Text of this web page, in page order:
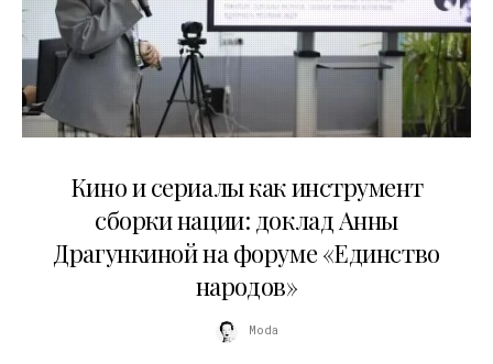
Кино и сериалы как инструмент
сборки нации: доклад Анны
Драгункиной на форуме «Единство
народов»
Moda